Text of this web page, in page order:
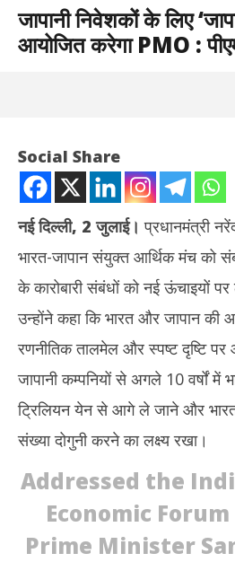
जापानी निवेशकों के लिए
आयोजित करेगा PMO :
NOW
जापानी निवेशकों के लिए ‘जापान बिजनेस वीक’
3,
Social Share
नई दिल्ली, 2 जुलाई। प्रधानमंत्री
भारत-जापान संयुक्त आर्थिक मंच को
के कारोबारी संबंधों को नई ऊंचाइयों
उन्होंने कहा कि भारत और जापान की
रणनीतिक तालमेल और स्पष्ट दृष्टि पर
जापानी कम्पनियों से अगले 10 वर्षों में
ट्रिलियन येन से आगे ले जाने और भारत
संख्या दोगुनी करने का लक्ष्य रखा।
Addressed the
Economic
Prime Minister